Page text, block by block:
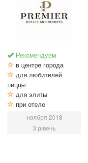
Рекомендуем
в центре города
для любителей
пиццы
для элиты
при отеле
ноября 2018
3 рівень